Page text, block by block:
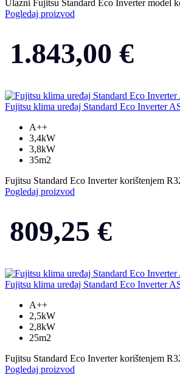
Ulazni Fujitsu Standard Eco Inverter model
Pogledaj proizvod
1.843,00 €
Fujitsu klima uređaj Standard Eco Inverter
A++
3,4kW
3,8kW
35m2
Fujitsu Standard Eco Inverter korištenjem
Pogledaj proizvod
809,25 €
Fujitsu klima uređaj Standard Eco Inverter
A++
2,5kW
2,8kW
25m2
Fujitsu Standard Eco Inverter korištenjem
Pogledaj proizvod